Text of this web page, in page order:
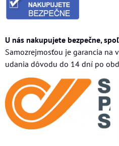
U nás nakupujete bezpečne,
Samozrejmosťou je garancia na
udania dôvodu do 14 dní po